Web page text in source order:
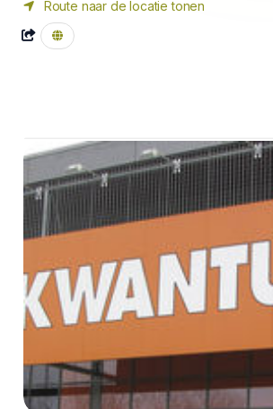
Route naar de locatie tonen